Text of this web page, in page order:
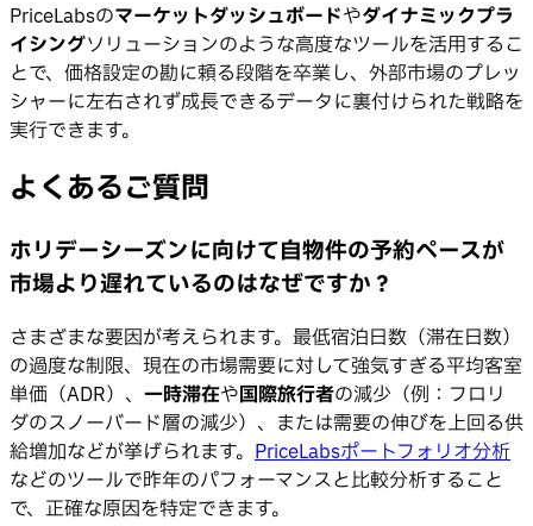
PriceLabsのマーケットダッシュボードやダイナミックプラ
イシングソリューションのような高度なツールを活用するこ
とで、価格設定の勘に頼る段階を卒業し、外部市場のプレッ
シャーに左右されず成長できるデータに裏付けられた戦略を
実行できます。
よくあるご質問
ホリデーシーズンに向けて自物件の予約ペースが
市場より遅れているのはなぜですか？
さまざまな要因が考えられます。最低宿泊日数（滞在日数）
の過度な制限、現在の市場需要に対して強気すぎる平均客室
単価（ADR）、 一時滞在や国際旅行者の減少（例：フロリ
ダのスノーバード層の減少）、または需要の伸びを上回る供
給増加などが挙げられます。 PriceLabsポートフォリオ分析
などのツールで昨年のパフォーマンスと比較分析すること
で、正確な原因を特定できます。